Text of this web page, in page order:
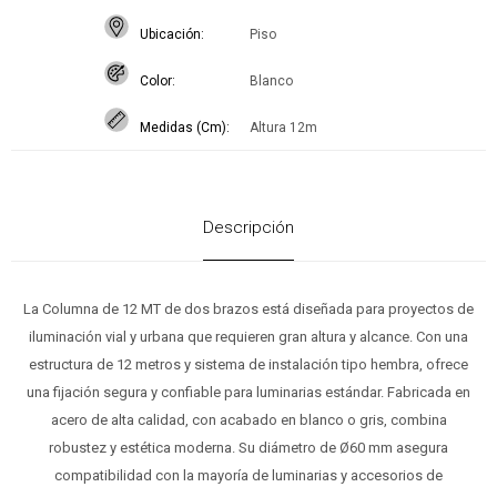
Ubicación Piso
Color Blanco
Medidas (Cm) Altura 12m
Descripción
La Columna de 12 MT de dos brazos está diseñada para proyectos de
iluminación vial y urbana que requieren gran altura y alcance. Con una
estructura de 12 metros y sistema de instalación tipo hembra, ofrece
una fijación segura y confiable para luminarias estándar. Fabricada en
acero de alta calidad, con acabado en blanco o gris, combina
robustez y estética moderna. Su diámetro de Ø60 mm asegura
compatibilidad con la mayoría de luminarias y accesorios de